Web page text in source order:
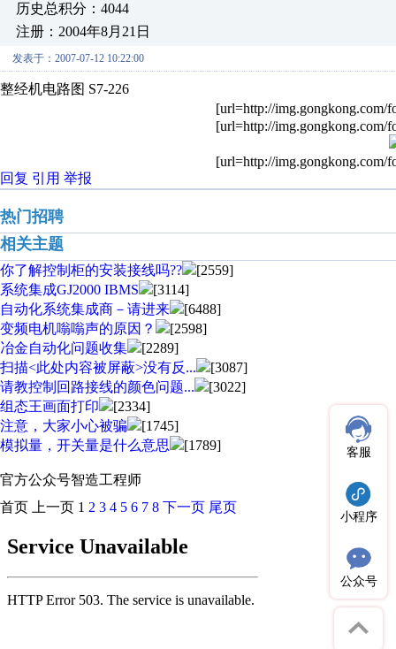
历史总积分：4044
注册：2004年8月21日
发表于：2007-07-12 10:22:00
整经机电路图 S7-226
[url=http://img.gongkong.com/
[url=http://img.gongkong.com/
[url=http://img.gongkong.com/
回复 引用 举报
热门招聘
相关主题
你了解控制柜的安装接线吗??
[2559]
系统集成GJ2000 IBMS
[3114]
自动化系统集成商－请进来
[6488]
变频电机嗡嗡声的原因？
[2598]
冶金自动化问题收集
[2289]
扫描<此处内容被屏蔽>没有反...
[3087]
请教控制回路接线的颜色问题...
[3022]
组态王画面打印
[2334]
注意，大家小心被骗
[1745]
模拟量，开关量是什么意思
[1789]
官方公众号智造工程师
客服
小程序
公众号
首页 上一页 1 2 3 4 5 6 7 8 下一页 尾页